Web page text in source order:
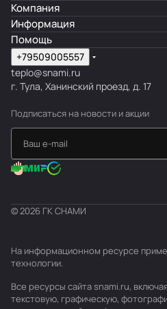
Компания
Информация
Помощь
+79509005557
teplo@snami.ru
г. Тула, Ханинский проезд, д. 17
Подписаться на новости и акции
© 2026 ГК СНАМИ
На информационном ресурсе
технологии.
Все ресурсы сайта snami.ru,
текстовую, графическую,